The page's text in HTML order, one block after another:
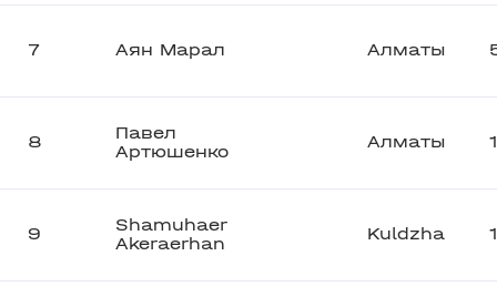
7 Аян Марал Алматы
8
Павел
Артюшенко
Алматы
9
Shamuhaer
Akeraerhan
Kuldzha